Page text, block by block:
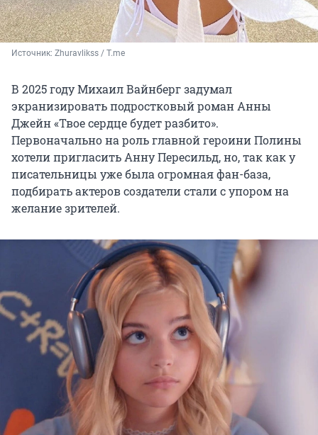
Источник: Zhuravlikss / T.me
В 2025 году Михаил Вайнберг задумал
экранизировать подростковый роман Анны
Джейн «Твое сердце будет разбито».
Первоначально на роль главной героини Полины
хотели пригласить Анну Пересильд, но, так как у
писательницы уже была огромная фан-база,
подбирать актеров создатели стали с упором на
желание зрителей.